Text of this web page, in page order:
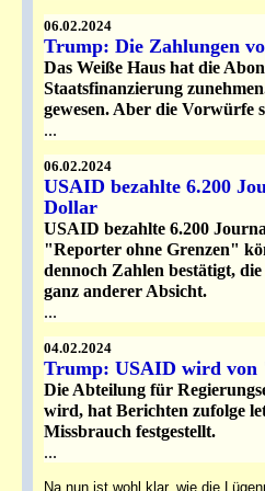
06.02.2024
Trump: Die Zahlungen
Das Weiße Haus hat die
Staatsfinanzierung
gewesen. Aber die Vorwürfe
...
06.02.2024
USAID bezahlte 6.200
Dollar
USAID bezahlte 6.200
"Reporter ohne Grenzen"
dennoch Zahlen bestätigt,
ganz anderer Absicht.
...
04.02.2024
Trump: USAID wird von
Die Abteilung für
wird, hat Berichten zufolge
Missbrauch festgestellt.
...
Na nun ist wohl klar, wie die